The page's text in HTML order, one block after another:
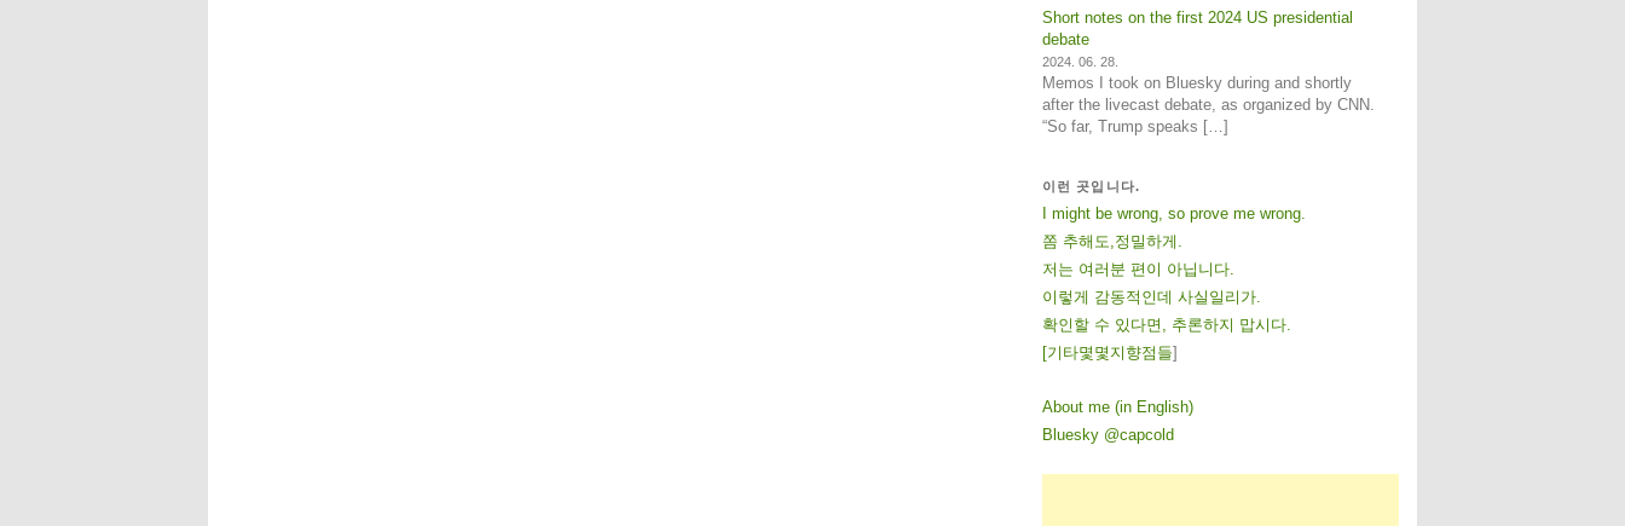
Short notes on the first 2024 US presidential
debate
2024. 06. 28.
Memos I took on Bluesky during and shortly
after the livecast debate, as organized by CNN.
“So far, Trump speaks […]
이런 곳입니다.
I might be wrong, so prove me wrong.
쫌 추해도,정밀하게.
저는 여러분 편이 아닙니다.
이렇게 감동적인데 사실일리가.
확인할 수 있다면, 추론하지 맙시다.
[기 타몇 몇 지 향점 들]
About me (in English)
Bluesky @capcold